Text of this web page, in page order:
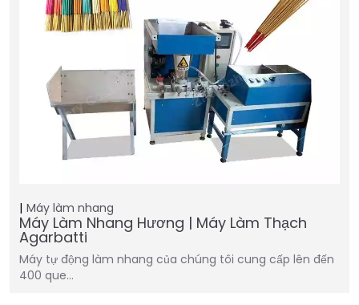
Máy làm nhang
Máy Làm Nhang Hương | Máy Làm Thạch
Agarbatti
Máy tự động làm nhang của chúng tôi cung cấp lên đến
400 que…